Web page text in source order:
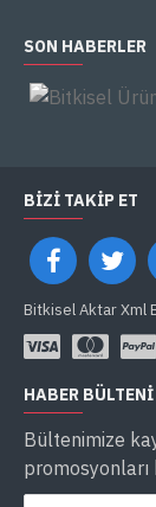
SON HABERLER
BIZI TAKIP ET
Bitkisel Aktar Xml
HABER BÜLTENI
Bültenimize
promosyonları